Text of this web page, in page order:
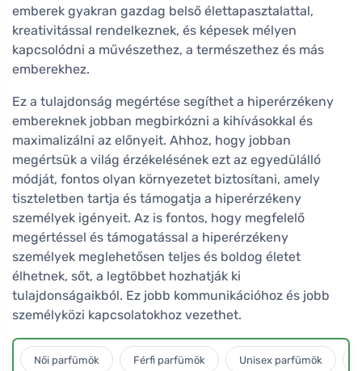
emberek gyakran gazdag belső élettapasztalattal,
kreativitással rendelkeznek, és képesek mélyen
kapcsolódni a művészethez, a természethez és más
emberekhez.
Ez a tulajdonság megértése segíthet a hiperérzékeny
embereknek jobban megbirkózni a kihívásokkal és
maximalizálni az előnyeit. Ahhoz, hogy jobban
megértsük a világ érzékelésének ezt az egyedülálló
módját, fontos olyan környezetet biztosítani, amely
tiszteletben tartja és támogatja a hiperérzékeny
személyek igényeit. Az is fontos, hogy megfelelő
megértéssel és támogatással a hiperérzékeny
személyek meglehetősen teljes és boldog életet
élhetnek, sőt, a legtöbbet hozhatják ki
tulajdonságaikból. Ez jobb kommunikációhoz és jobb
személyközi kapcsolatokhoz vezethet.
Női parfümök Férfi parfümök Unisex parfümök